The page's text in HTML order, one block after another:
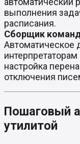
выполнения
расписания.
Сборщик
Автоматическое
интерпретаторам
настройка
отключения
Пошаговый
утилитой